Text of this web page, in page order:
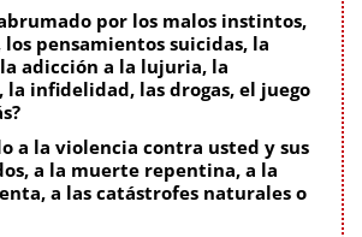
por los malos instintos,
pensamientos suicidas, la
adicción a la lujuria, la
la infidelidad, las drogas, el juego
a la violencia contra usted y sus
a la muerte repentina, a la
a las catástrofes naturales o